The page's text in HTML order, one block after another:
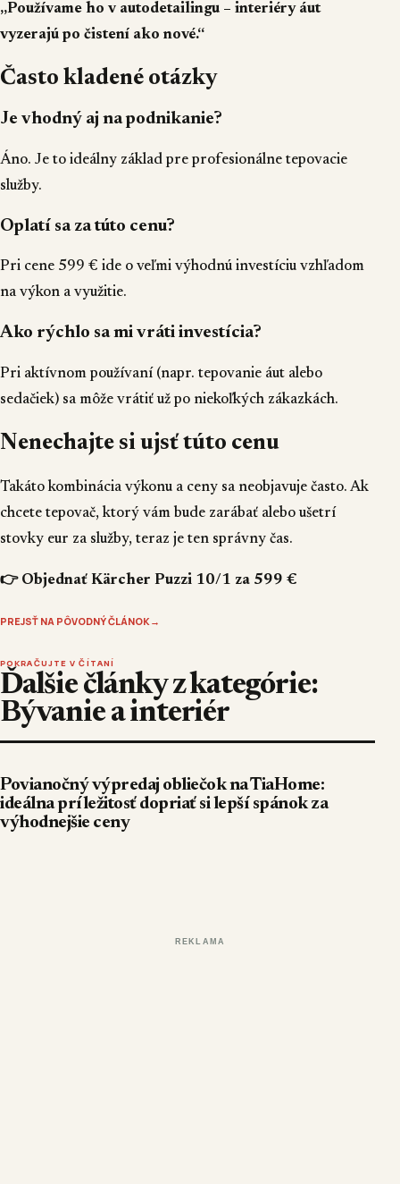
„Používame ho v autodetailingu – interiéry áut
vyzerajú po čistení ako nové.“
Často kladené otázky
Je vhodný aj na podnikanie?
Áno. Je to ideálny základ pre profesionálne tepovacie
služby.
Oplatí sa za túto cenu?
Pri cene 599 € ide o veľmi výhodnú investíciu vzhľadom
na výkon a využitie.
Ako rýchlo sa mi vráti investícia?
Pri aktívnom používaní (napr. tepovanie áut alebo
sedačiek) sa môže vrátiť už po niekoľkých zákazkách.
Nenechajte si ujsť túto cenu
Takáto kombinácia výkonu a ceny sa neobjavuje často. Ak
chcete tepovač, ktorý vám bude zarábať alebo ušetrí
stovky eur za služby, teraz je ten správny čas.
👉 Objednať Kärcher Puzzi 10/1 za 599 €
PREJSŤ NA PÔVODNÝ ČLÁNOK →
POKRAČUJTE V ČÍTANÍ
Ďalšie články z kategórie:
Bývanie a interiér
Povianočný výpredaj obliečok na TiaHome:
ideálna príležitosť dopriať si lepší spánok za
výhodnejšie ceny
REKLAMA